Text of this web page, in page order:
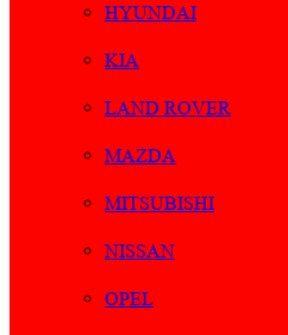
HYUNDAI
KIA
LAND ROVER
MAZDA
MITSUBISHI
NISSAN
OPEL